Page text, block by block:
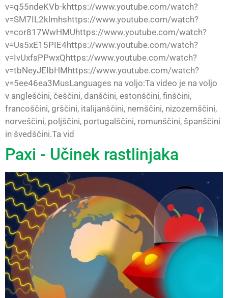
v=q55ndeKVb-khttps://www.youtube.com/watch?
v=SM7IL2klmhshttps://www.youtube.com/watch?
v=cor817WwHMUhttps://www.youtube.com/watch?
v=Us5xE15PIE4https://www.youtube.com/watch?
v=IvUxfsPPwxQhttps://www.youtube.com/watch?
v=tbNeyJEIbHMhttps://www.youtube.com/watch?
v=5ee46ea3MusLanguages na voljo:Ta video je na voljo
v angleščini, češčini, danščini, estonščini, finščini,
francoščini, grščini, italijanščini, nemščini, nizozemščini,
norveščini, poljščini, portugalščini, romunščini, španščini
in švedščini.Ta vid
Paxi - Učinek rastlinjaka